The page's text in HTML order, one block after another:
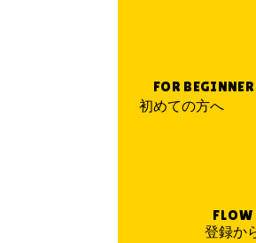
FOR BEGINNER
初めての方へ
FLOW
登録か